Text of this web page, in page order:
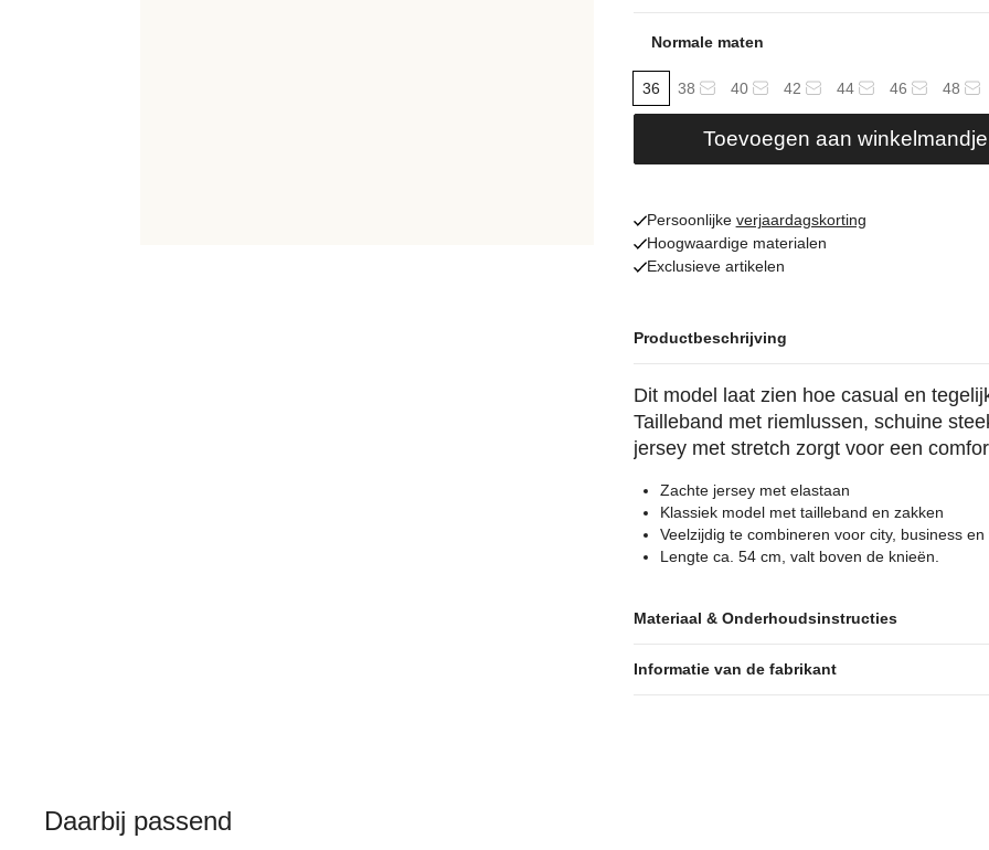
Normale maten
36 38 40 42 44 46 48
Toevoegen aan winkelmandje
Persoonlijke verjaardagskorting
Hoogwaardige materialen
Exclusieve artikelen
Productbeschrijving
Dit model laat zien hoe casual en
Tailleband met riemlussen, schuine
jersey met stretch zorgt voor een
Zachte jersey met elastaan
Klassiek model met tailleband en zakken
Veelzijdig te combineren voor city, business en
Lengte ca. 54 cm, valt boven de knieën.
Materiaal & Onderhoudsinstructies
Informatie van de fabrikant
Daarbij passend